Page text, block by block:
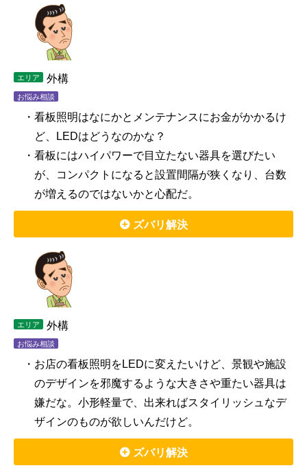
エリア 外構
お悩み相談
・看板照明はなにかとメンテナンスにお金がかかるけ
ど、LEDはどうなのかな？
・看板にはハイパワーで目立たない器具を選びたい
が、コンパクトになると設置間隔が狭くなり、台数
が増えるのではないかと心配だ。
ズバリ解決
エリア 外構
お悩み相談
・お店の看板照明をLEDに変えたいけど、景観や施設
のデザインを邪魔するような大きさや重たい器具は
嫌だな。小形軽量で、出来ればスタイリッシュなデ
ザインのものが欲しいんだけど。
ズバリ解決